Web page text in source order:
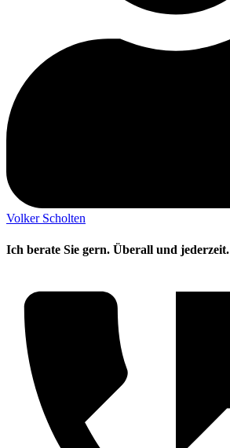
Volker Scholten
Ich berate Sie gern. Überall und jederzeit.